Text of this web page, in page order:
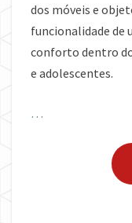
dos móveis e
funcionalidade de
conforto dentro
e adolescentes.
…